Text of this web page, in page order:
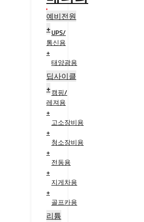
예비전원
+UPS/
통신용
+
태양광용
+
딥사이클
+캠핑/
레져용
+
고소장비용
+
청소장비용
+
전동용
+
지게차용
+
골프카용
+
리튬